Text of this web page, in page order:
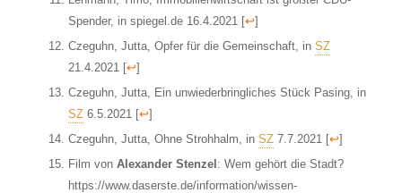
Spender, in spiegel.de 16.4.2021[↩]
Czeguhn, Jutta, Opfer für die Gemeinschaft, in SZ
21.4.2021[↩]
Czeguhn, Jutta, Ein unwiederbringliches Stück Pasing, in
SZ6.5.2021[↩]
Czeguhn, Jutta, Ohne Strohhalm, in SZ7.7.2021[↩]
Film von Alexander Stenzel : Wem gehört die Stadt?
https://www.daserste.de/information/wissen-